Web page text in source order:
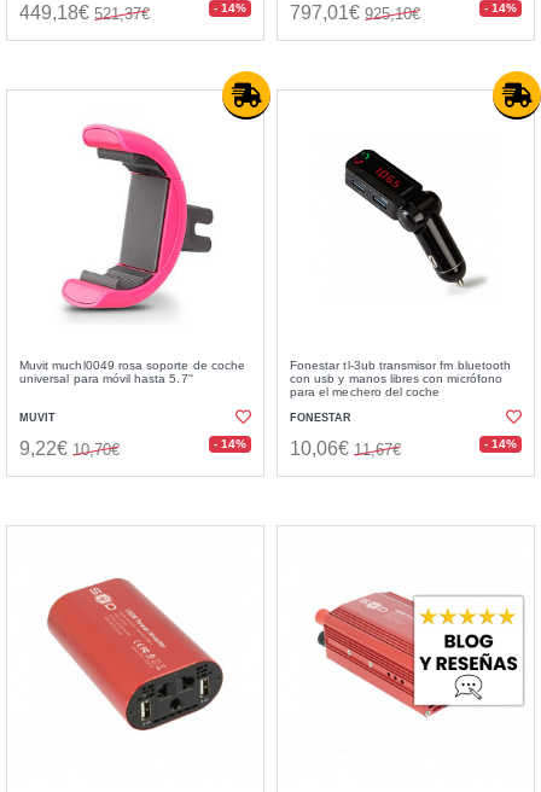
449,18€ 521,37€ - 14% 797,01€ 925,10€ - 14%
Muvit muchl0049 rosa soporte de coche
universal para móvil hasta 5.7''
MUVIT
9,22€ 10,70€ - 14%
Fonestar tl-3ub transmisor fm bluetooth
con usb y manos libres con micrófono
para el mechero del coche
FONESTAR
10,06€ 11,67€ - 14%